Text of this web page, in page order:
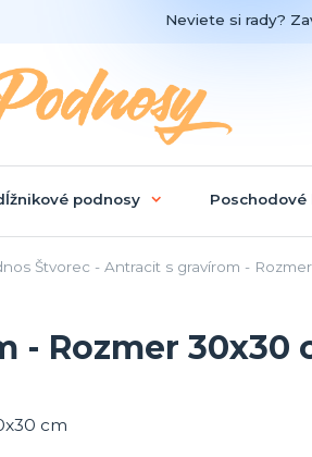
Neviete si rady?
podnosy Poschodové
Štvorec - Antracit s gravírom -
- Rozmer 30x30